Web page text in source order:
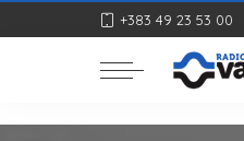
+383 49 23 53 00